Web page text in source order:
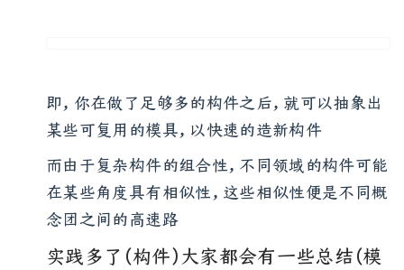
即，你在做了足够多的构件之后，就可以抽象出
某些可复用的模具，以快速的造新构件
而由于复杂构件的组合性，不同领域的构件可能
在某些角度具有相似性，这些相似性便是不同概
念团之间的高速路
实践多了（构件）大家都会有一些总结（模